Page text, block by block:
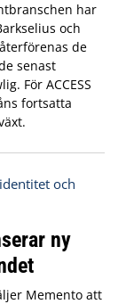
har
och
de
senast
För ACCESS
fortsatta
ny
Memento att